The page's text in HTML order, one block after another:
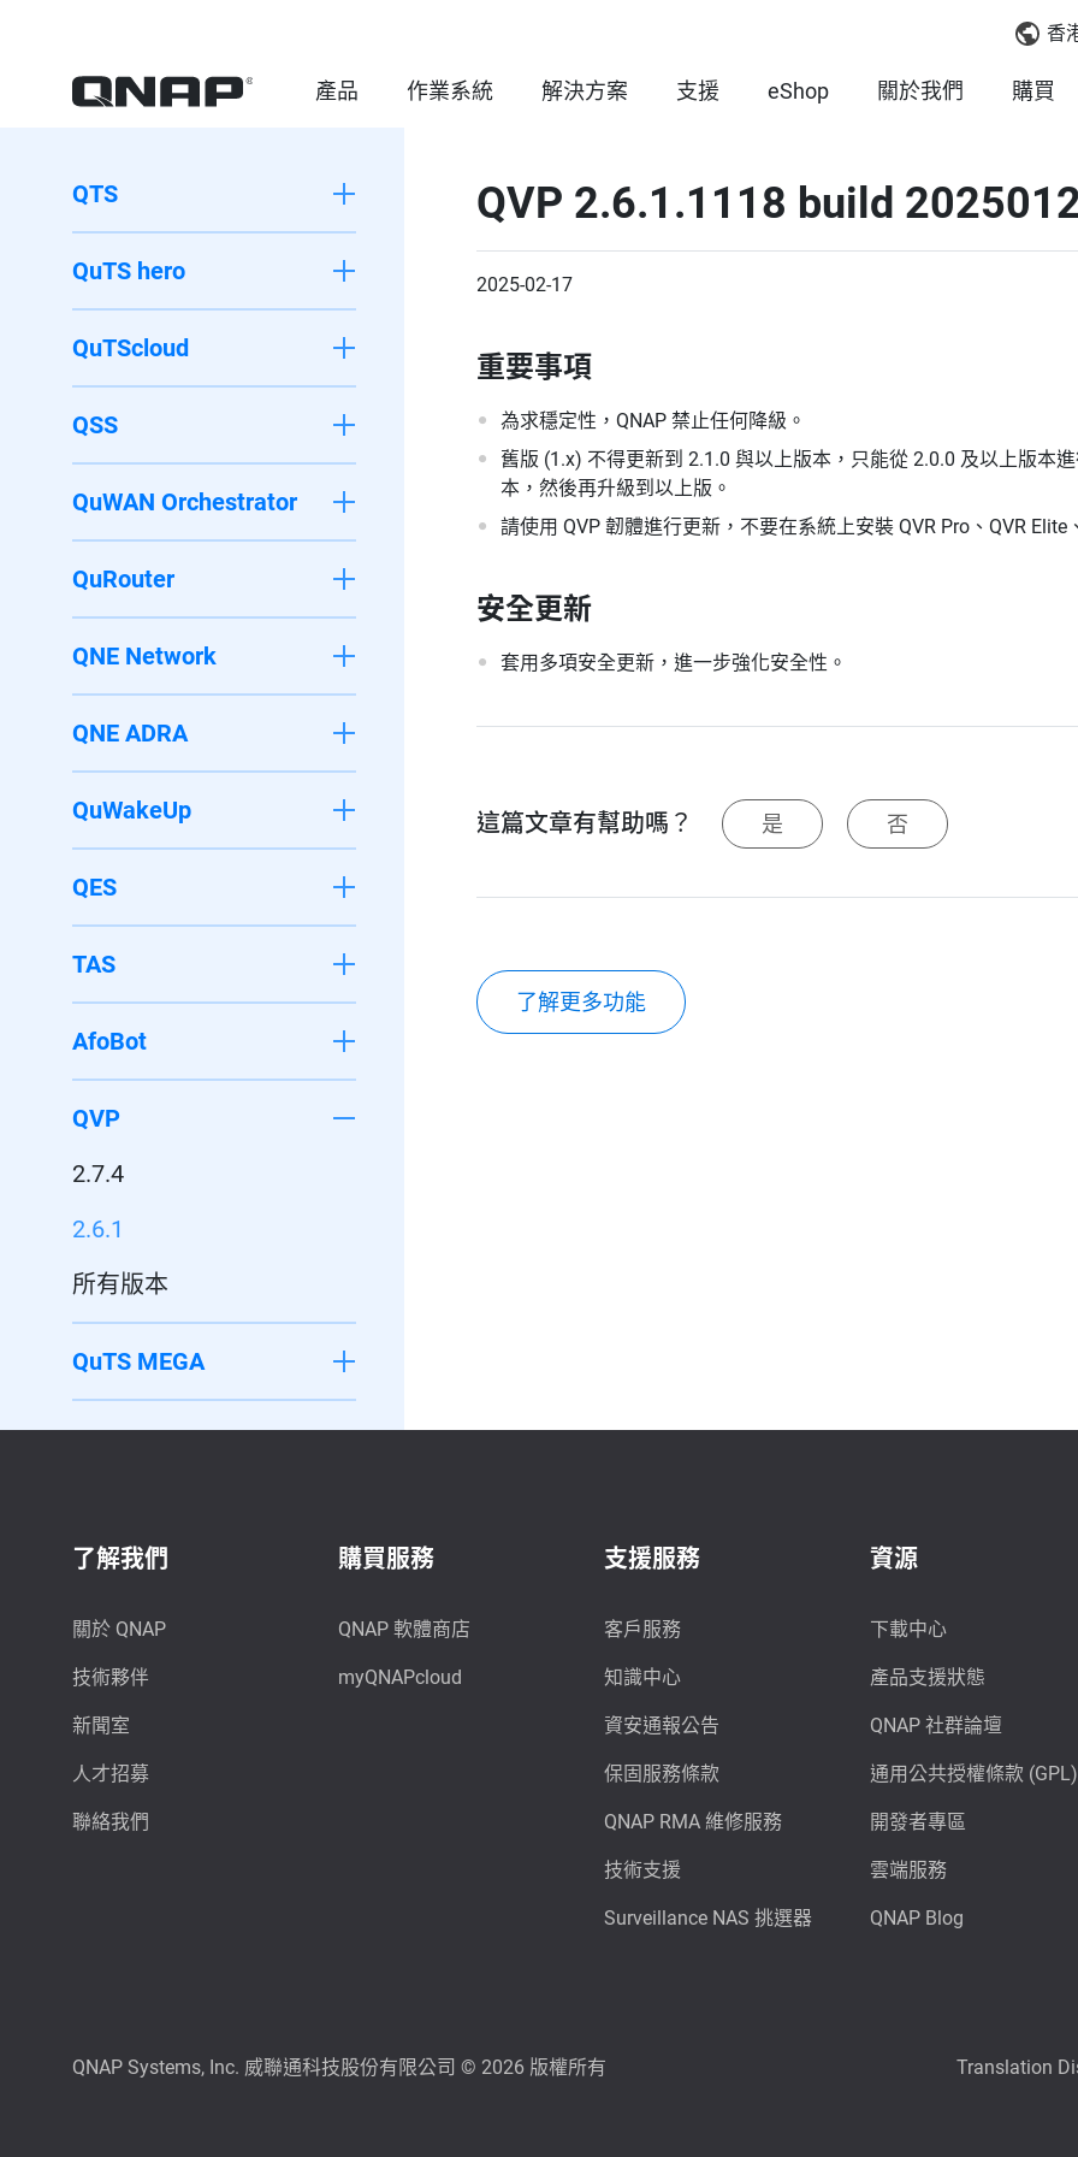
香
產品 作業系統 解決方案 支援 eShop 關於我們 購買
QTS
QuTS hero
QuTScloud
QSS
QuWAN Orchestrator
QuRouter
QNE Network
QNE ADRA
QuWakeUp
QES
TAS
AfoBot
QVP
2.7.4
2.6.1
所有版本
QuTS MEGA
QVP 2.6.1.1118 build
2025-02-17
重要事項
為求穩定性，QNAP 禁止任何降級。
舊版 (1.x) 不得更新到 2.1.0 與以上版本，只能從 2.0.0 及以上版本
本，然後再升級到以上版。
請使用 QVP 韌體進行更新，不要在系統上安裝 QVR Pro、QVR Elite
安全更新
套用多項安全更新，進一步強化安全性。
這篇文章有幫助嗎？ 是 否
了解更多功能
了解我們
關於 QNAP
技術夥伴
新聞室
人才招募
聯絡我們
購買服務
QNAP 軟體商店
myQNAPcloud
支援服務
客戶服務
知識中心
資安通報公告
保固服務條款
QNAP RMA 維修服務
技術支援
Surveillance NAS 挑選器
資源
下載中心
產品支援狀態
QNAP 社群論壇
通用公共授權條款 (GPL)
開發者專區
雲端服務
QNAP Blog
QNAP Systems, Inc. 威聯通科技股份有限公司 © 2026 版權所有 Translation